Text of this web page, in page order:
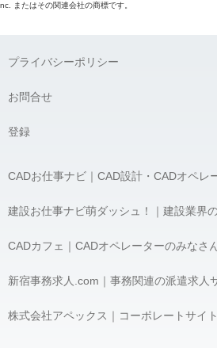
またはその関連会社の商標です。
プライバシーポリシー
お問合せ
登録
CADお仕事ナビ｜CAD設計・CADオペレ
建設お仕事ナビ萌ダッシュ！｜建設業界
CADカフェ｜CADオペレーターのみなさ
新宿事務求人.com｜事務関連の派遣求人
株式会社アペックス｜コーポレートサイト